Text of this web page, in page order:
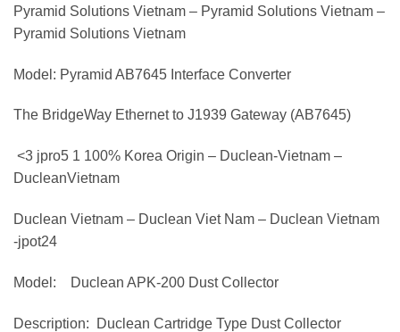
Pyramid Solutions Vietnam – Pyramid Solutions Vietnam –
Pyramid Solutions Vietnam
Model: Pyramid AB7645 Interface Converter
The BridgeWay Ethernet to J1939 Gateway (AB7645)
<3 jpro5 1 100% Korea Origin – Duclean-Vietnam –
DucleanVietnam
Duclean Vietnam – Duclean Viet Nam – Duclean Vietnam
-jpot24
Model: Duclean APK-200 Dust Collector
Description: Duclean Cartridge Type Dust Collector